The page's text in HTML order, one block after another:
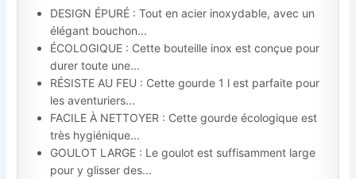
DESIGN ÉPURÉ : Tout en acier inoxydable, avec un
élégant bouchon...
ÉCOLOGIQUE : Cette bouteille inox est conçue pour
durer toute une...
RÉSISTE AU FEU : Cette gourde 1 l est parfaite pour
les aventuriers...
FACILE À NETTOYER : Cette gourde écologique est
très hygiénique...
GOULOT LARGE : Le goulot est suffisamment large
pour y glisser des...